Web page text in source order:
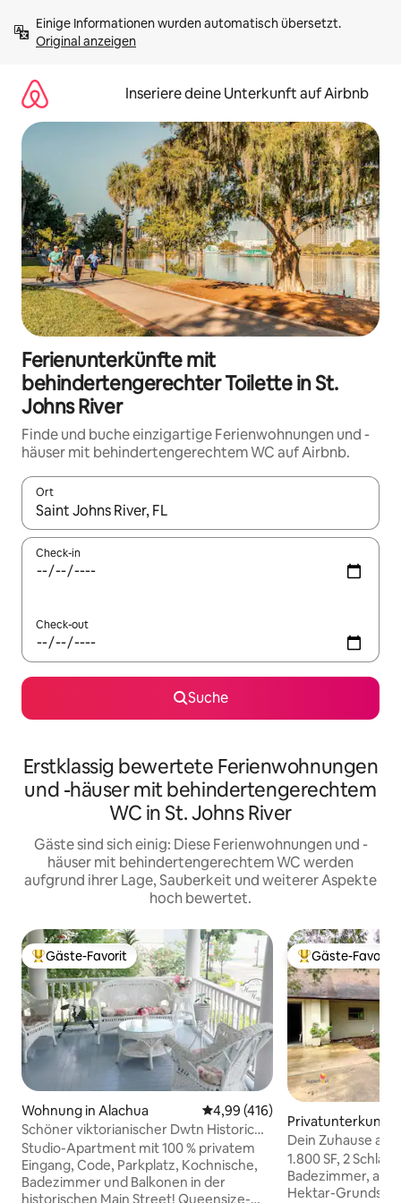
Inhalten
springenOriginal anzeigen
Inseriere deine Unterkunft auf Airbnb
Ferienunterkünfte mit
behindertengerechter Toilette in St.
Johns River
Finde und buche einzigartige Ferienwohnungen und -
häuser mit behindertengerechtem WC auf Airbnb.
Ort
Wenn Ergebnisse verfügbar sind, navigiere mit den
Check-in
Check-out
Suche
Erstklassig bewertete Ferienwohnungen
und -häuser mit behindertengerechtem
WC in St. Johns River
Gäste sind sich einig: Diese Ferienwohnungen und -
häuser mit behindertengerechtem WC werden
aufgrund ihrer Lage, Sauberkeit und weiterer Aspekte
hoch bewertet.
Beliebter Gäste-Favorit.
Gäste-Favorit
Wohnung in Alachua Durchschnittliche Bewertung:
4,99 (416)
Schöner viktorianischer Dwtn Historic
Main St. Stay!
Studio-Apartment mit 100 % privatem
Eingang, Code, Parkplatz, Kochnische,
Badezimmer und Balkonen in der
historischen Main Street! Queensize-
Beliebter Gäste-
Gäste-Favorit
Privatunterkunft
ustine
Dein Zuhause auf
1.800 SF, 2
Badezimmer, auf
Hektar-